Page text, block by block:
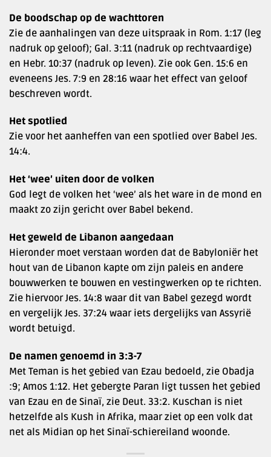
De boodschap op de wachttoren
Zie de aanhalingen van deze uitspraak in Rom. 1:17 (leg
nadruk op geloof); Gal. 3:11 (nadruk op rechtvaardige)
en Hebr. 10:37 (nadruk op leven). Zie ook Gen. 15:6 en
eveneens Jes. 7:9 en 28:16 waar het effect van geloof
beschreven wordt.
Het spotlied
Zie voor het aanheffen van een spotlied over Babel Jes.
14:4.
Het ‘wee’ uiten door de volken
God legt de volken het ‘wee’ als het ware in de mond en
maakt zo zijn gericht over Babel bekend.
Het geweld de Libanon aangedaan
Hieronder moet verstaan worden dat de Babyloniër het
hout van de Libanon kapte om zijn paleis en andere
bouwwerken te bouwen en vestingwerken op te richten.
Zie hiervoor Jes. 14:8 waar dit van Babel gezegd wordt
en vergelijk Jes. 37:24 waar iets dergelijks van Assyrië
wordt betuigd.
De namen genoemd in 3:3-7
Met Teman is het gebied van Ezau bedoeld, zie Obadja
:9; Amos 1:12. Het gebergte Paran ligt tussen het gebied
van Ezau en de Sinaï, zie Deut. 33:2. Kuschan is niet
hetzelfde als Kush in Afrika, maar ziet op een volk dat
net als Midian op het Sinaï-schiereiland woonde.